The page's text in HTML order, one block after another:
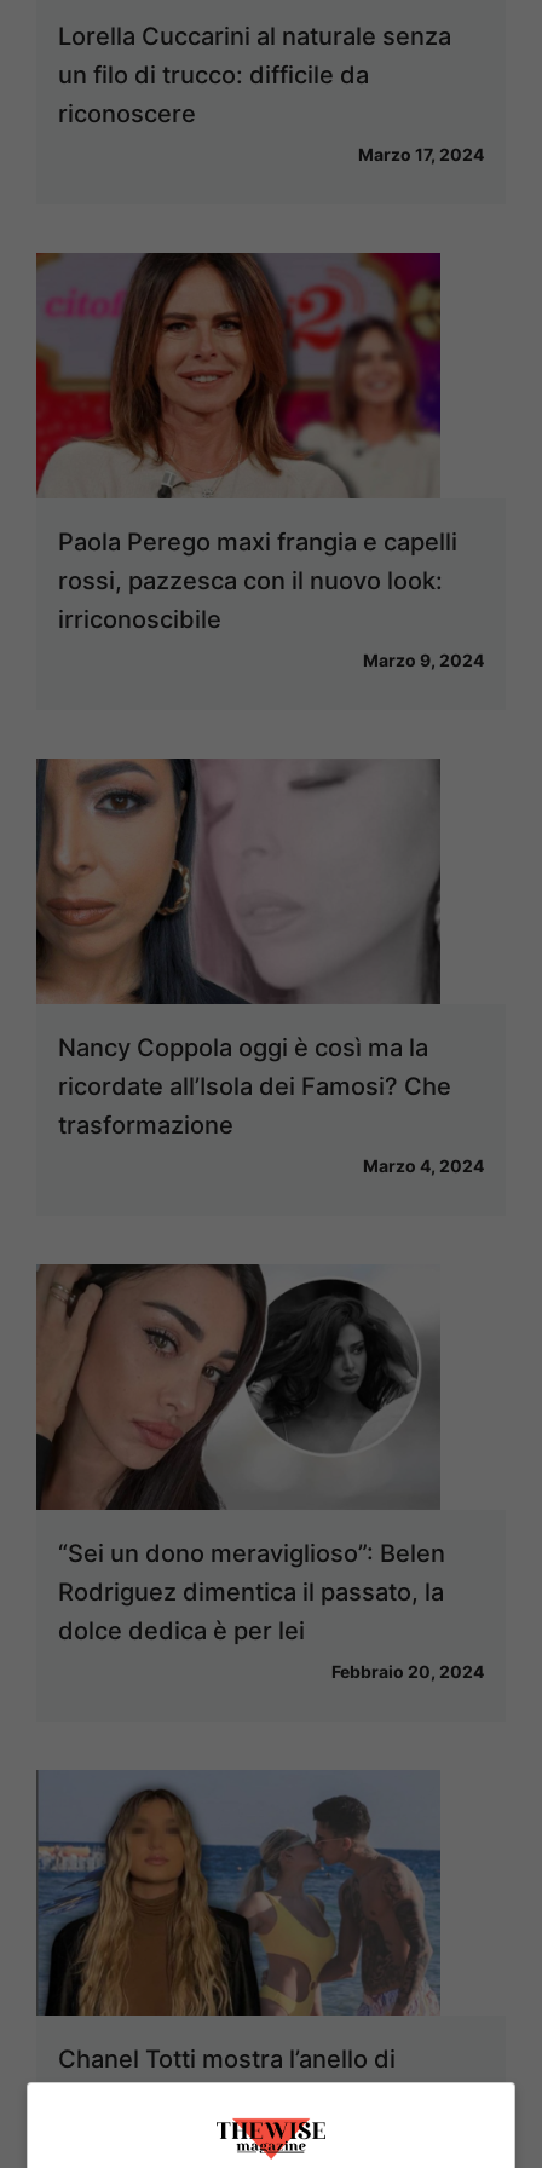
Lorella Cuccarini al naturale senza
un filo di trucco: difficile da
riconoscere
Marzo 17, 2024
Paola Perego maxi frangia e capelli
rossi, pazzesca con il nuovo look:
irriconoscibile
Marzo 9, 2024
Nancy Coppola oggi è così ma la
ricordate all’Isola dei Famosi? Che
trasformazione
Marzo 4, 2024
“Sei un dono meraviglioso”: Belen
Rodriguez dimentica il passato, la
dolce dedica è per lei
Febbraio 20, 2024
Chanel Totti mostra l’anello di
Cristian comincia ad essere molto